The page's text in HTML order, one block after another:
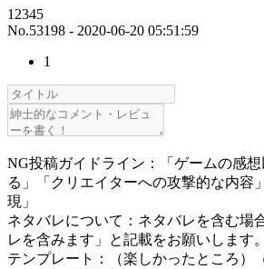
12345
No.53198 - 2020-06-20 05:51:59
1
NG投稿ガイドライン：「ゲームの感
る」「クリエイターへの攻撃的な内容
現」
ネタバレについて：ネタバレを含む場
レを含みます」と記載をお願いします。
テンプレート：（楽しかったところ）